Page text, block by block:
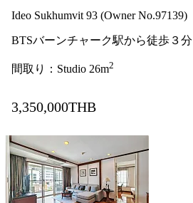
Ideo Sukhumvit 93 (Owner No.97139)
BTSバーンチャーク駅から徒歩３分
間取り：Studio 26m2
3,350,000THB